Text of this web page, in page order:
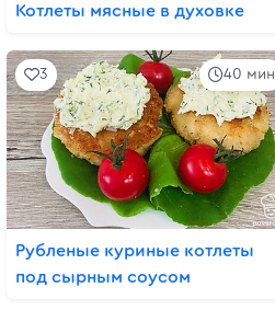
Котлеты мясные в духовке
40 мин
3
Рубленые куриные котлеты
под сырным соусом